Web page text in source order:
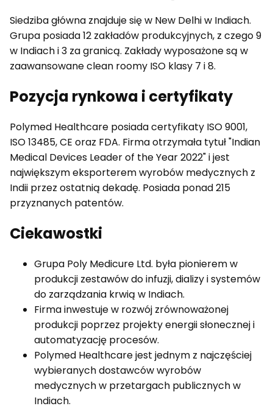
Siedziba główna znajduje się w New Delhi w Indiach.
Grupa posiada 12 zakładów produkcyjnych, z czego 9
w Indiach i 3 za granicą. Zakłady wyposażone są w
zaawansowane clean roomy ISO klasy 7 i 8.
Pozycja rynkowa i certyfikaty
Polymed Healthcare posiada certyfikaty ISO 9001,
ISO 13485, CE oraz FDA. Firma otrzymała tytuł "Indian
Medical Devices Leader of the Year 2022" i jest
największym eksporterem wyrobów medycznych z
Indii przez ostatnią dekadę. Posiada ponad 215
przyznanych patentów.
Ciekawostki
Grupa Poly Medicure Ltd. była pionierem w
produkcji zestawów do infuzji, dializy i systemów
do zarządzania krwią w Indiach.
Firma inwestuje w rozwój zrównoważonej
produkcji poprzez projekty energii słonecznej i
automatyzację procesów.
Polymed Healthcare jest jednym z najczęściej
wybieranych dostawców wyrobów
medycznych w przetargach publicznych w
Indiach.